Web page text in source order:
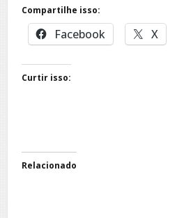
Compartilhe isso:
Facebook X
Curtir isso:
Relacionado